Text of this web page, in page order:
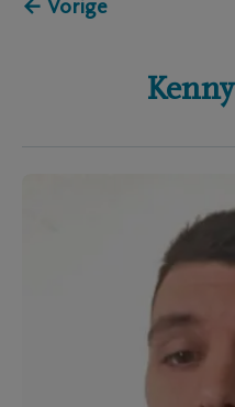
← Vorige
Kenny